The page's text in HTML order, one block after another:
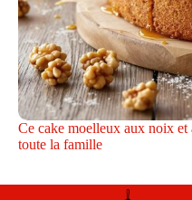
Ce cake moelleux aux noix
toute la famille